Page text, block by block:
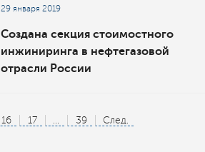
29 января 2019
Создана секция стоимостного
инжиниринга в нефтегазовой
отрасли России
16 17 39 След.